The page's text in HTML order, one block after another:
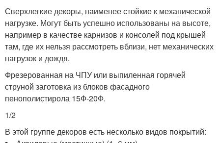
Сверхлегкие декоры, наименее стойкие к механической
нагрузке. Могут быть успешно использованы на высоте,
например в качестве карнизов и консолей под крышей
там, где их нельзя рассмотреть вблизи, нет механических
нагрузок и дождя.
Фрезерованная на ЧПУ или выпиленная горячей
струной заготовка из блоков фасадного
пенополистирола 15Ф-20Ф.
1/2
В этой группе декоров есть несколько видов покрытий: